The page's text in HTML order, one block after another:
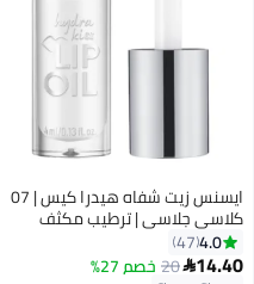
ايسنس زيت شفاه هيدرا كيس | 07
كلاسي جلاسي | ترطيب مكثف
ولمسة لامعة | مدعوم بحمض
4.0
47
14.40
20 خصم 27%